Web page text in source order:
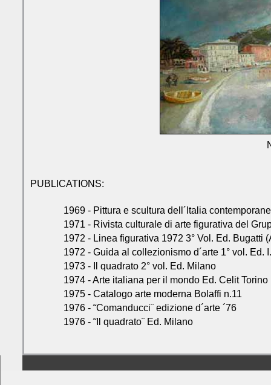
PUBLICATIONS:
1969 - Pittura e scultura dell´Italia
1971 - Rivista culturale di arte figurativa del
1972 - Linea figurativa 1972 3° Vol. Ed. Bugatti
1972 - Guida al collezionismo d´arte 1° vol. Ed.
1973 - Il quadrato 2° vol. Ed. Milano
1974 - Arte italiana per il mondo Ed. Celit Torino
1975 - Catalogo arte moderna Bolaffi n.11
1976 - ˜Comanducci¨ edizione d´arte ´76
1976 - ˜Il quadrato¨ Ed. Milano